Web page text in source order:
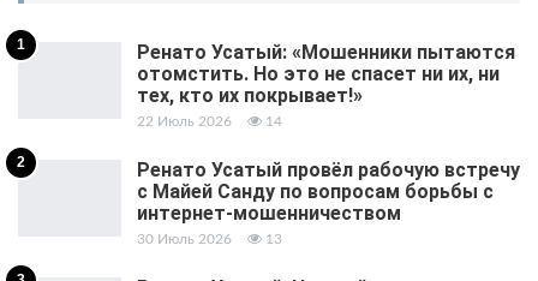
1
Ренато Усатый: «Мошенники пытаются
отомстить. Но это не спасет ни их, ни
тех, кто их покрывает!»
22 Июль 2026 14
2
Ренато Усатый провёл рабочую встречу
с Майей Санду по вопросам борьбы с
интернет-мошенничеством
30 Июль 2026 13